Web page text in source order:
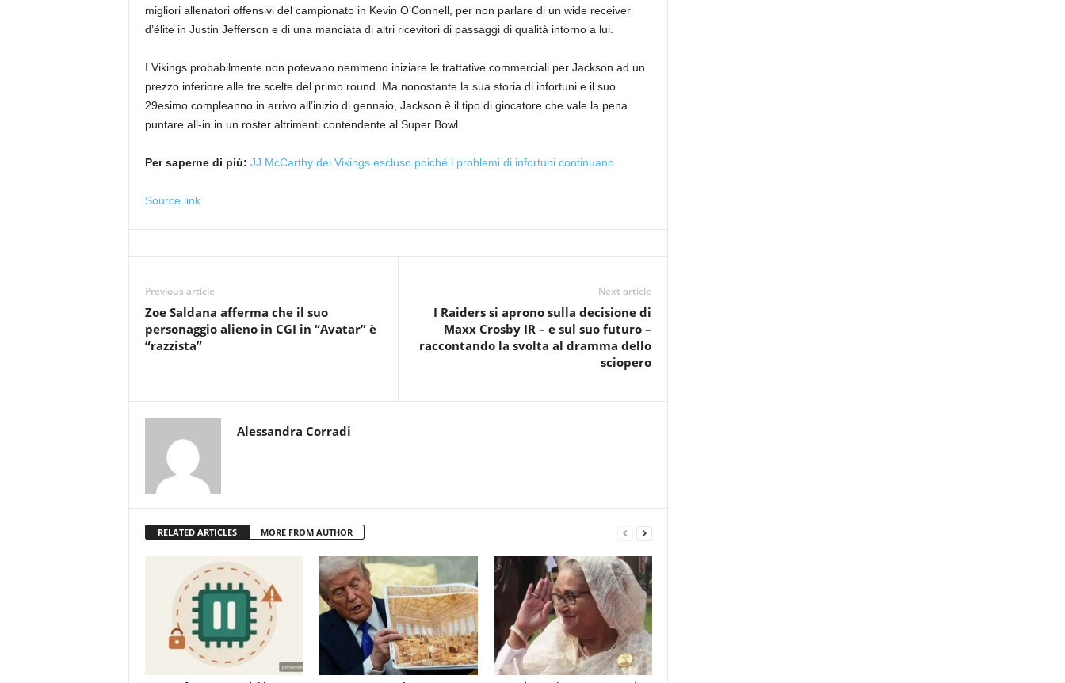
migliori allenatori offensivi del campionato in Kevin O’Connell, per non parlare di un wide receiver
d’élite in Justin Jefferson e di una manciata di altri ricevitori di passaggi di qualità intorno a lui.
I Vikings probabilmente non potevano nemmeno iniziare le trattative commerciali per Jackson ad un
prezzo inferiore alle tre scelte del primo round. Ma nonostante la sua storia di infortuni e il suo
29esimo compleanno in arrivo all’inizio di gennaio, Jackson è il tipo di giocatore che vale la pena
puntare all-in in un roster altrimenti contendente al Super Bowl.
Per saperne di più: JJ McCarthy dei Vikings escluso poiché i problemi di infortuni continuano
Source link
Previous article
Zoe Saldana afferma che il suo
personaggio alieno in CGI in “Avatar” è
“razzista”
Next article
I Raiders si aprono sulla decisione di
Maxx Crosby IR – e sul suo futuro –
raccontando la svolta al dramma dello
sciopero
Alessandra Corradi
RELATED ARTICLES MORE FROM AUTHOR